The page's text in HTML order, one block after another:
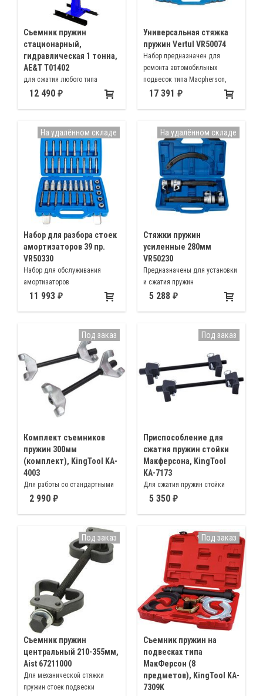
Съемник пружин
стационарный,
гидравлическая 1 тонна,
AE&T T01402
для сжатия любого типа
винтовых пружин легковых
12 490
Универсальная стяжка
пружин Vertul VR50074
Набор предназначен для
ремонта автомобильных
подвесок типа Macpherson,
используется для сжатия и
17 391
Набор для разбора стоек
амортизаторов 39 пр.
VR50330
Набор для обслуживания
амортизаторов
11 993
На удалённом складе
Стяжки пружин
усиленные 280мм
VR50230
Предназначены для установки
и сжатия пружин
амортизаторов автомобилей
5 288
На удалённом складе
Комплект съемников
пружин 300мм
(комплект), KingTool KA-
4003
Для работы со стандартными
стойками или стойками
2 990
Под заказ
Приспособление для
сжатия пружин стойки
Макферсона, KingTool
KA-7173
Для сжатия пружин стойки
Макферсона, удобен в работе в
5 350
Под заказ
Съемник пружин
центральный 210-355мм,
Aist 67211000
Для механической стяжки
пружин стоек подвески
Под заказ
Съемник пружин на
подвесках типа
MакФерсон (8
предметов), KingTool KA-
7309K
Под заказ